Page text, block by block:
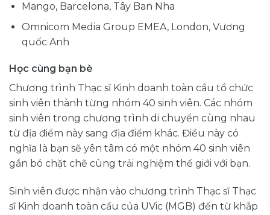
Mango, Barcelona, ​​Tây Ban Nha
Omnicom Media Group EMEA, London, Vương
quốc Anh
Học cùng bạn bè
Chương trình Thạc sĩ Kinh doanh toàn cầu tổ chức
sinh viên thành từng nhóm 40 sinh viên. Các nhóm
sinh viên trong chương trình di chuyển cùng nhau
từ địa điểm này sang địa điểm khác. Điều này có
nghĩa là bạn sẽ yên tâm có một nhóm 40 sinh viên
gắn bó chặt chẽ cùng trải nghiệm thế giới với bạn.
Sinh viên được nhận vào chương trình Thạc sĩ Thạc
sĩ Kinh doanh toàn cầu của UVic (MGB) đến từ khắp